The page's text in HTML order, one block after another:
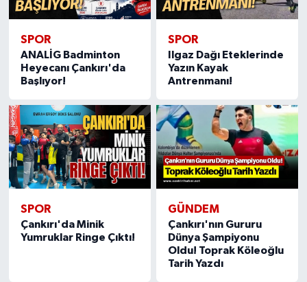
SPOR
ANALİG Badminton
Heyecanı Çankırı'da
Başlıyor!
SPOR
Ilgaz Dağı Eteklerinde
Yazın Kayak
Antrenmanı!
SPOR
Çankırı'da Minik
Yumruklar Ringe Çıktı!
GÜNDEM
Çankırı'nın Gururu
Dünya Şampiyonu
Oldu! Toprak Köleoğlu
Tarih Yazdı